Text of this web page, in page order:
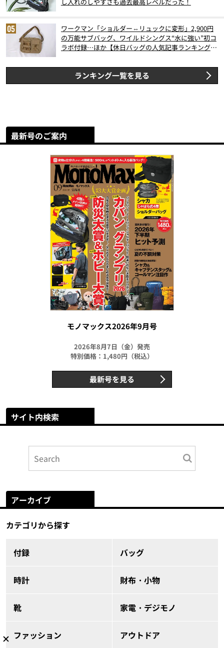
し入れのしやすさも過去最高レベルだった！
ワークマン「ショルダー⇔リュックに変形」2,900円
の万能サブバッグ、ワイルドシングス“水に強い”初コ
ラボ付録…ほか【休日バッグの人気記事ランキングベ
ランキング一覧を見る
最新号のご案内
モノマックス2026年9月号
2026年8月7日（金）発売
特別価格：1,480円（税込）
最新号を見る
サイト内検索
アーカイブ
カテゴリから探す
付録 バッグ
時計 財布・小物
靴 家電・デジモノ
ファッション アウトドア